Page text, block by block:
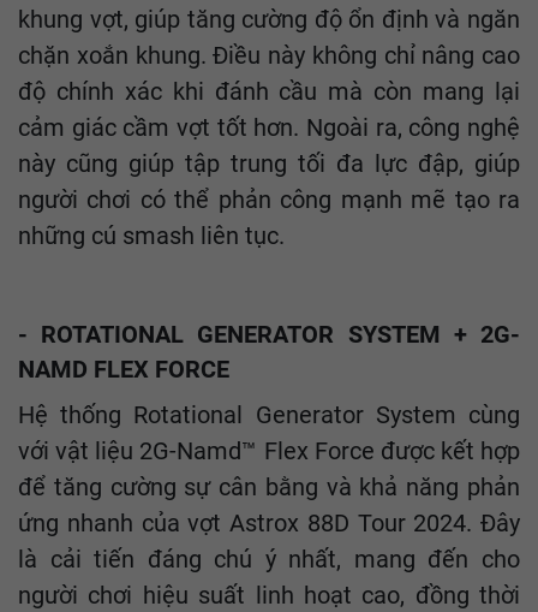
khung vợt, giúp tăng cường độ ổn định và ngăn
chặn xoắn khung. Điều này không chỉ nâng cao
độ chính xác khi đánh cầu mà còn mang lại
cảm giác cầm vợt tốt hơn. Ngoài ra, công nghệ
này cũng giúp tập trung tối đa lực đập, giúp
người chơi có thể phản công mạnh mẽ tạo ra
những cú smash liên tục.
- ROTATIONAL GENERATOR SYSTEM + 2G-
NAMD FLEX FORCE
Hệ thống Rotational Generator System cùng
với vật liệu 2G-Namd™ Flex Force được kết hợp
để tăng cường sự cân bằng và khả năng phản
ứng nhanh của vợt Astrox 88D Tour 2024. Đây
là cải tiến đáng chú ý nhất, mang đến cho
người chơi hiệu suất linh hoạt cao, đồng thời